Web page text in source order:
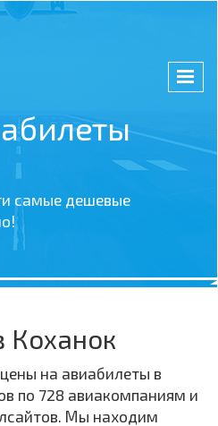
самые дешевые
Коханок
на авиабилеты в
по 728 авиакомпаниям и
Мы находим